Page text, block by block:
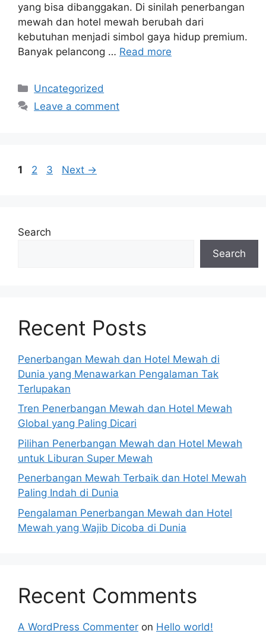
yang bisa dibanggakan. Di sinilah penerbangan
mewah dan hotel mewah berubah dari
kebutuhan menjadi simbol gaya hidup premium.
Banyak pelancong … Read more
Categories
Uncategorized
Leave a comment
Page
1 Page
2 Page
3 Next →
Search
Search
Recent Posts
Penerbangan Mewah dan Hotel Mewah di
Dunia yang Menawarkan Pengalaman Tak
Terlupakan
Tren Penerbangan Mewah dan Hotel Mewah
Global yang Paling Dicari
Pilihan Penerbangan Mewah dan Hotel Mewah
untuk Liburan Super Mewah
Penerbangan Mewah Terbaik dan Hotel Mewah
Paling Indah di Dunia
Pengalaman Penerbangan Mewah dan Hotel
Mewah yang Wajib Dicoba di Dunia
Recent Comments
A WordPress Commenter on Hello world!